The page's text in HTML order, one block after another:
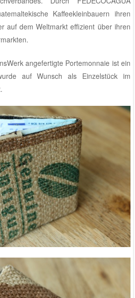
Kaffeekleinbauern ihren
auf dem Weltmarkt effizient über ihren
angefertigte Portemonnaie ist ein
auf Wunsch als Einzelstück im